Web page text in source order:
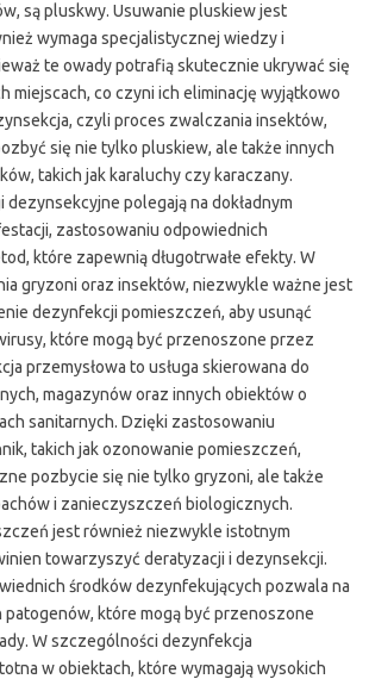
są pluskwy. Usuwanie pluskiew jest
wymaga specjalistycznej wiedzy i
te owady potrafią skutecznie ukrywać się
miejscach, co czyni ich eliminację wyjątkowo
czyli proces zwalczania insektów,
się nie tylko pluskiew, ale także innych
takich jak karaluchy czy karaczany.
dezynsekcyjne polegają na dokładnym
zastosowaniu odpowiednich
które zapewnią długotrwałe efekty. W
gryzoni oraz insektów, niezwykle ważne jest
dezynfekcji pomieszczeń, aby usunąć
które mogą być przenoszone przez
przemysłowa to usługa skierowana do
magazynów oraz innych obiektów o
sanitarnych. Dzięki zastosowaniu
takich jak ozonowanie pomieszczeń,
pozbycie się nie tylko gryzoni, ale także
i zanieczyszczeń biologicznych.
jest również niezwykle istotnym
towarzyszyć deratyzacji i dezynsekcji.
środków dezynfekujących pozwala na
które mogą być przenoszone
W szczególności dezynfekcja
w obiektach, które wymagają wysokich